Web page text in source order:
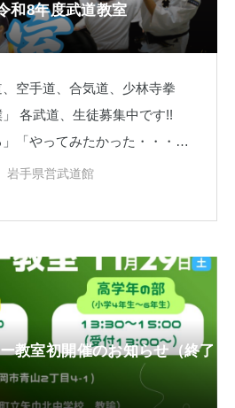
和8年度武道教室
、空手道、合気道、少林寺拳
各武道、生徒募集中です!!
」「やってみたかった・・・」
見！ 小学生以上が対象なの
岩手県営武道館
教室初開催のお知らせ（終了